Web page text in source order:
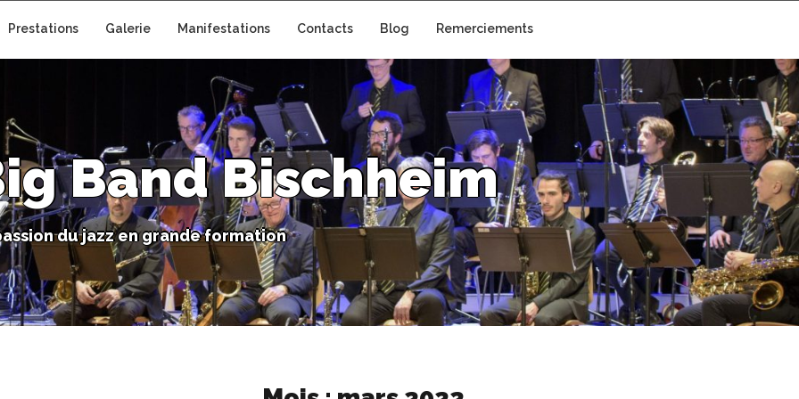
Prestations Galerie Manifestations Contacts Blog Remerciements
ig Band Bischheim
assion dujazzengrandeformation